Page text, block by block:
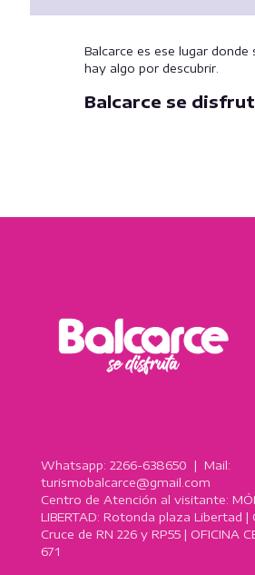
Balcarce es ese lugar donde
hay algo por descubrir.
Balcarce se
Whatsapp: 2266-638650 | Mail:
turismobalcarce@gmail.com
Centro de Atención al visitante:
LIBERTAD: Rotonda plaza Libertad |
Cruce de RN 226 y RP55 | OFICINA
671